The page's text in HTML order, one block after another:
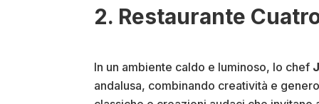
2. Restaurante
In un ambiente caldo e luminoso, lo chef
andalusa, combinando creatività e